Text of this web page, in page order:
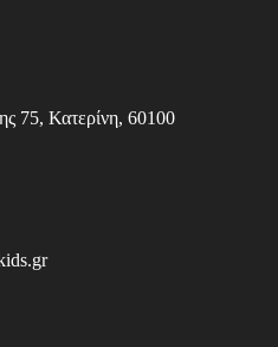
75, Κατερίνη, 60100
Opens